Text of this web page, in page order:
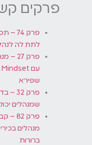
פרקים
פרק
לתת לה
פרק
שפירא
פרק
שמנהלים
פרק
מנהלים
ברורות